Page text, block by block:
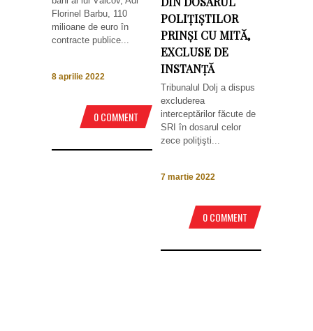
Florinel Barbu, 110
milioane de euro în
contracte publice...
8 aprilie 2022
0 COMMENT
POLIŢIŞTILOR
PRINŞI CU MITĂ,
EXCLUSE DE
INSTANŢĂ
Tribunalul Dolj a dispus
excluderea
interceptărilor făcute de
SRI în dosarul celor
zece poliţişti...
7 martie 2022
0 COMMENT